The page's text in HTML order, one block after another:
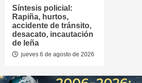
Síntesis policial:
Rapiña, hurtos,
accidente de tránsito,
desacato, incautación
de leña
jueves 6 de agosto de 2026